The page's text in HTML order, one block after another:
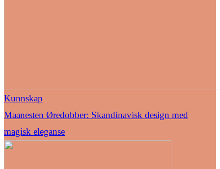
Kunnskap
Maanesten Øredobber: Skandinavisk design med
magisk eleganse